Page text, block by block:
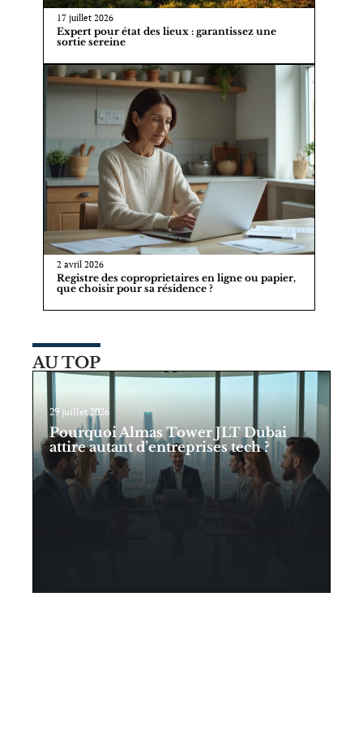
17 juillet 2026
Expert pour état des lieux : garantissez une
sortie sereine
2 avril 2026
Registre des coproprietaires en ligne ou papier,
que choisir pour sa résidence ?
AU TOP
29 juillet 2026
Pourquoi Almas Tower JLT Dubai
attire autant d’entreprises tech ?